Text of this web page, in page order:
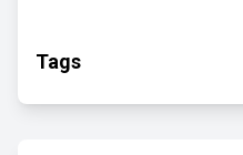
Tags